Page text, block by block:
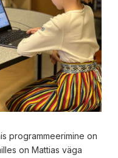
programmeerimine on
on Mattias väga